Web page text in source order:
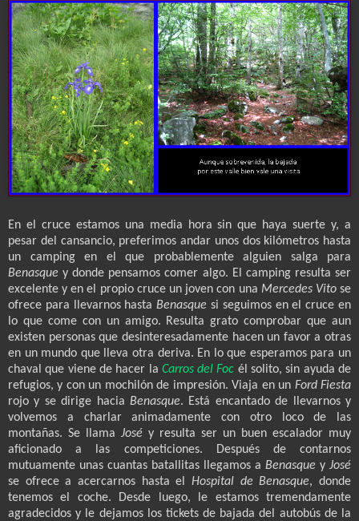
En el cruce estamos una media hora sin que haya suerte y, a
pesar del cansancio, preferimos andar unos dos kilómetros hasta
un camping en el que probablemente alguien salga para
Benasquey donde pensamos comer algo. El camping resulta ser
excelente y en el propio cruce un joven con una Mercedes Vitose
ofrece para llevarnos hastaBenasquesi seguimos en el cruce en
lo que come con un amigo. Resulta grato comprobar que aun
existen personas que desinteresadamente hacen un favor a otras
en un mundo que lleva otra deriva. En lo que esperamos para un
chaval que viene de hacer la Carros del Foc él solito, sin ayuda de
refugios, y con un mochilón de impresión. Viaja en un Ford Fiesta
rojo y se dirige hacia Benasque. Está encantado de llevarnos y
volvemos a charlar animadamente con otro loco de las
montañas. Se llama José y resulta ser un buen escalador muy
aficionado a las competiciones. Después de contarnos
mutuamente unas cuantas batallitas llegamos a Benasque y José
se ofrece a acercarnos hasta el Hospital de Benasque, donde
tenemos el coche. Desde luego, le estamos tremendamente
agradecidos y le dejamos los tickets de bajada del autobús de la